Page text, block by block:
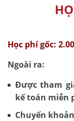
Học phí gốc:
Ngoài ra:
Được tham
kế toán miễn
Chuyển